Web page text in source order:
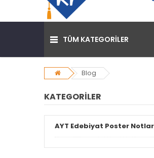
TÜM KATEGORİLER
Blog
KATEGORILER
AYT Edebiyat Poster Notlar